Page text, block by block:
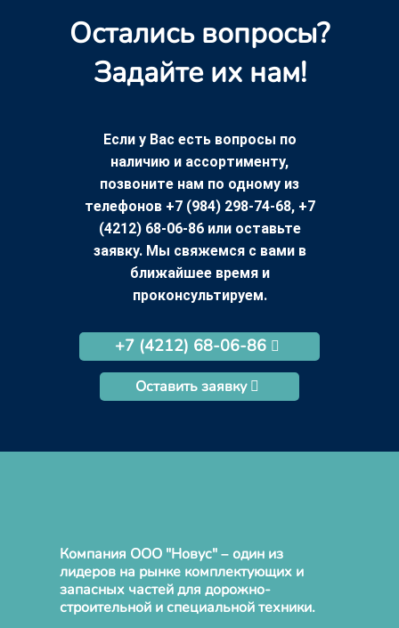
Остались вопросы?
Задайте их нам!
Если у Вас есть вопросы по
наличию и ассортименту,
позвоните нам по одному из
телефонов +7 (984) 298-74-68, +7
(4212) 68-06-86 или оставьте
заявку. Мы свяжемся с вами в
ближайшее время и
проконсультируем.
+7 (4212) 68-06-86
Оставить заявку
Компания ООО "Новус" – один из
лидеров на рынке комплектующих и
запасных частей для дорожно-
строительной и специальной техники.